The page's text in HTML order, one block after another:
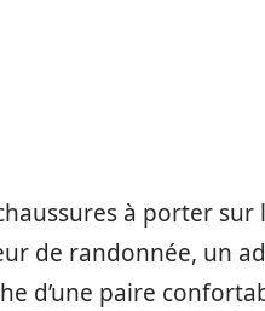
à porter sur
de randonnée, un
d’une paire